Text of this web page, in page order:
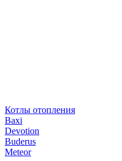
Котлы отопления
Baxi
Devotion
Buderus
Meteor